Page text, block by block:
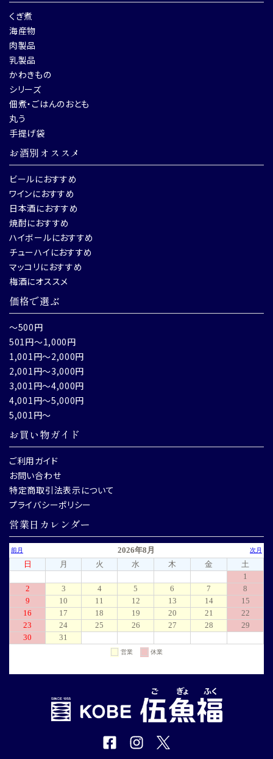
くぎ煮
海産物
肉製品
乳製品
かわきもの
シリーズ
佃煮・ごはんのおとも
丸う
手提げ袋
お酒別オススメ
ビールにおすすめ
ワインにおすすめ
日本酒におすすめ
焼酎におすすめ
ハイボールにおすすめ
チューハイにおすすめ
マッコリにおすすめ
梅酒にオススメ
価格で選ぶ
～500円
501円～1,000円
1,001円～2,000円
2,001円～3,000円
3,001円～4,000円
4,001円～5,000円
5,001円～
お買い物ガイド
ご利用ガイド
お問い合わせ
特定商取引法表示について
プライバシーポリシー
営業日カレンダー